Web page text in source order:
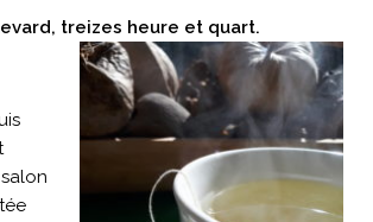
treizes heure et quart.